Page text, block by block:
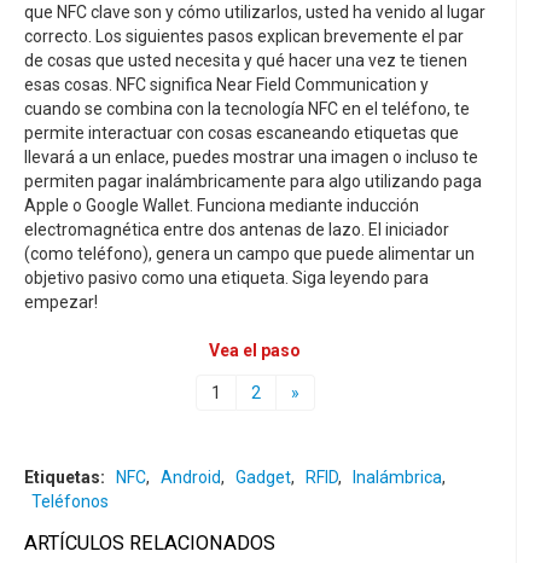
que NFC clave son y cómo utilizarlos, usted ha venido al lugar
correcto. Los siguientes pasos explican brevemente el par
de cosas que usted necesita y qué hacer una vez te tienen
esas cosas. NFC significa Near Field Communication y
cuando se combina con la tecnología NFC en el teléfono, te
permite interactuar con cosas escaneando etiquetas que
llevará a un enlace, puedes mostrar una imagen o incluso te
permiten pagar inalámbricamente para algo utilizando paga
Apple o Google Wallet. Funciona mediante inducción
electromagnética entre dos antenas de lazo. El iniciador
(como teléfono), genera un campo que puede alimentar un
objetivo pasivo como una etiqueta. Siga leyendo para
empezar!
Vea el paso
1 2 »
Etiquetas: NFC, Android, Gadget, RFID, Inalámbrica,
Teléfonos
ARTÍCULOS RELACIONADOS